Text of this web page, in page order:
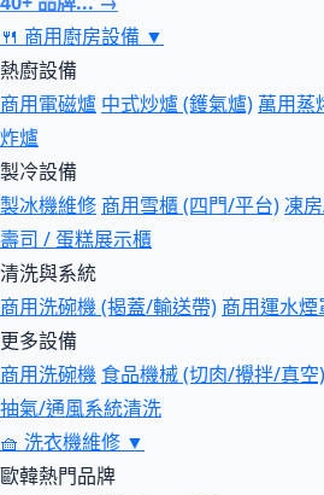
🍴 商用廚房設備 ▼
熱廚設備
商用電磁爐 中式炒爐 (鑊氣爐) 萬用蒸
炸爐
製冷設備
製冰機維修 商用雪櫃 (四門/平台)凍
壽司 / 蛋糕展示櫃
清洗與系統
商用洗碗機 (揭蓋/輸送帶) 商用運水煙
更多設備
商用洗碗機 食品機械 (切肉/攪拌/真空)
抽氣/通風系統清洗
🧺 洗衣機維修 ▼
歐韓熱門品牌